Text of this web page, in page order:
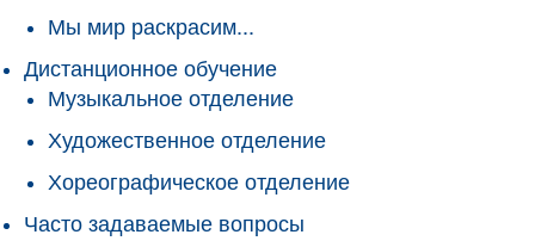
Мы мир раскрасим...
Дистанционное обучение
Музыкальное отделение
Художественное отделение
Хореографическое отделение
Часто задаваемые вопросы